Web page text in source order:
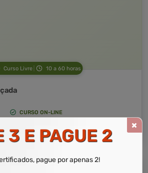
Curso Livre 10 a 60 horas
CURSO ON-LINE
3 E PAGUE 2
pague por apenas 2!